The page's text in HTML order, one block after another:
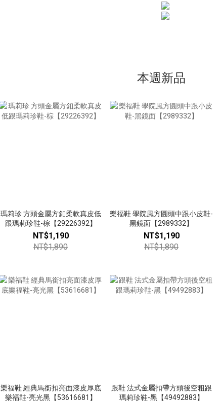
本週新品
瑪莉珍 方頭金屬方釦柔軟真皮低
跟瑪莉珍鞋-棕【29226392】
NT$1,190
NT$1,890
樂福鞋 學院風方圓頭中跟小皮鞋-
黑鏡面【2989332】
NT$1,190
NT$1,890
樂福鞋 經典馬銜扣亮面漆皮厚底
樂福鞋-亮光黑【53616681】
跟鞋 法式金屬扣帶方頭後空粗跟
瑪莉珍鞋-黑【49492883】